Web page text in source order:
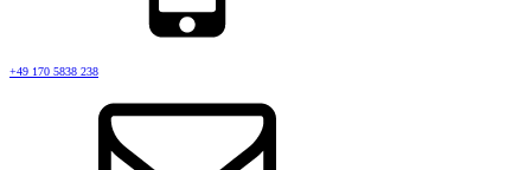
+49 170 5838 238